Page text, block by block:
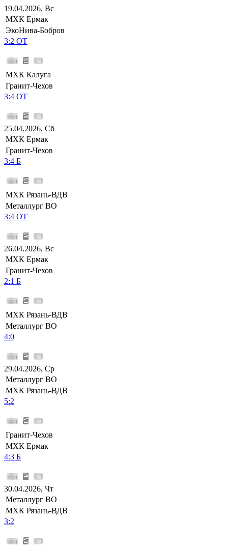
19.04.2026, Вс
МХК Ермак
ЭкоНива-Бобров
3:2 ОТ
МХК Калуга
Гранит-Чехов
3:4 ОТ
25.04.2026, Сб
МХК Ермак
Гранит-Чехов
3:4 Б
МХК Рязань-ВДВ
Металлург ВО
3:4 ОТ
26.04.2026, Вс
МХК Ермак
Гранит-Чехов
2:1 Б
МХК Рязань-ВДВ
Металлург ВО
4:0
29.04.2026, Ср
Металлург ВО
МХК Рязань-ВДВ
5:2
Гранит-Чехов
МХК Ермак
4:3 Б
30.04.2026, Чт
Металлург ВО
МХК Рязань-ВДВ
3:2